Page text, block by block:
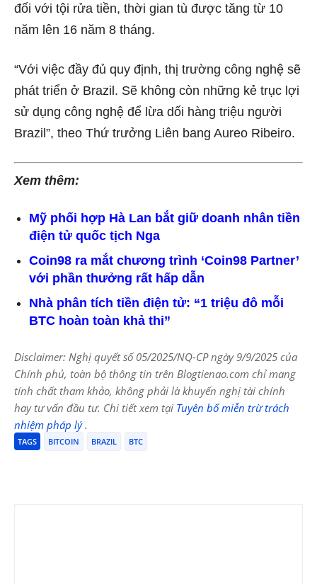
đối với tội rửa tiền, thời gian tù được tăng từ 10
năm lên 16 năm 8 tháng.
“Với việc đầy đủ quy định, thị trường công nghệ sẽ
phát triển ở Brazil. Sẽ không còn những kẻ trục lợi
sử dụng công nghệ để lừa dối hàng triệu người
Brazil”, theo Thứ trưởng Liên bang Aureo Ribeiro.
Xem thêm:
Mỹ phối hợp Hà Lan bắt giữ doanh nhân tiền
điện tử quốc tịch Nga
Coin98 ra mắt chương trình ‘Coin98 Partner’
với phần thưởng rất hấp dẫn
Nhà phân tích tiền điện tử: “1 triệu đô mỗi
BTC hoàn toàn khả thi”
Disclaimer: Nghị quyết số 05/2025/NQ-CP ngày 9/9/2025 của
Chính phủ, toàn bộ thông tin trên Blogtienao.com chỉ mang
tính chất tham khảo, không phải là khuyến nghị tài chính
hay tư vấn đầu tư. Chi tiết xem tại Tuyên bố miễn trừ trách
nhiệm pháp lý.
TAGS BITCOIN BRAZIL BTC